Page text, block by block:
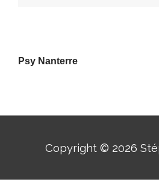
Psy Nanterre
Copyright © 2026